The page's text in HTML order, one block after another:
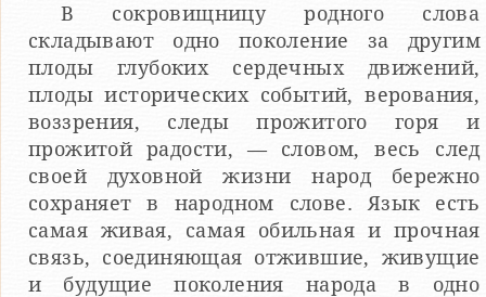
В сокровищницу родного слова
складывают одно поколение за другим
плоды глубоких сердечных движений,
плоды исторических событий, верования,
воззрения, следы про­житого горя и
прожитой радости, — словом, весь след
своей духовной жизни народ бережно
сохраняет в народном слове. Язык есть
самая живая, самая обильная и прочная
связь, соединяющая отжившие, живущие
и будущие поколения народа в одно